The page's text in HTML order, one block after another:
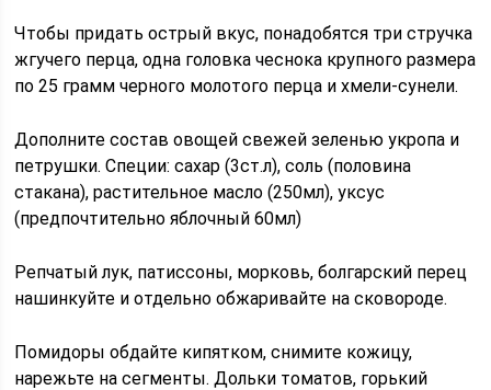
Чтобы придать острый вкус, понадобятся три стручка
жгучего перца, одна головка чеснока крупного размера
по 25 грамм черного молотого перца и хмели-сунели.
Дополните состав овощей свежей зеленью укропа и
петрушки. Специи: сахар (3ст.л), соль (половина
стакана), растительное масло (250мл), уксус
(предпочтительно яблочный 60мл)
Репчатый лук, патиссоны, морковь, болгарский перец
нашинкуйте и отдельно обжаривайте на сковороде.
Помидоры обдайте кипятком, снимите кожицу,
нарежьте на сегменты. Дольки томатов, горький